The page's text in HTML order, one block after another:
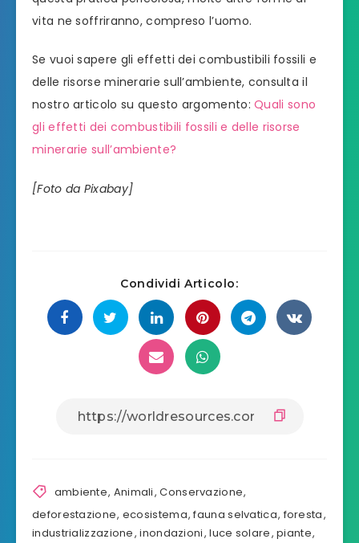
vita ne soffriranno, compreso l’uomo.
Se vuoi sapere gli effetti dei combustibili fossili e
delle risorse minerarie sull’ambiente, consulta il
nostro articolo su questo argomento:Quali sono
gli effetti dei combustibili fossili e delle risorse
minerarie sull’ambiente?
[Foto da Pixabay]
Condividi Articolo:
ambiente, Animali,Conservazione,
deforestazione, ecosistema,fauna selvatica, foresta,
industrializzazione,inondazioni,luce solare,piante,